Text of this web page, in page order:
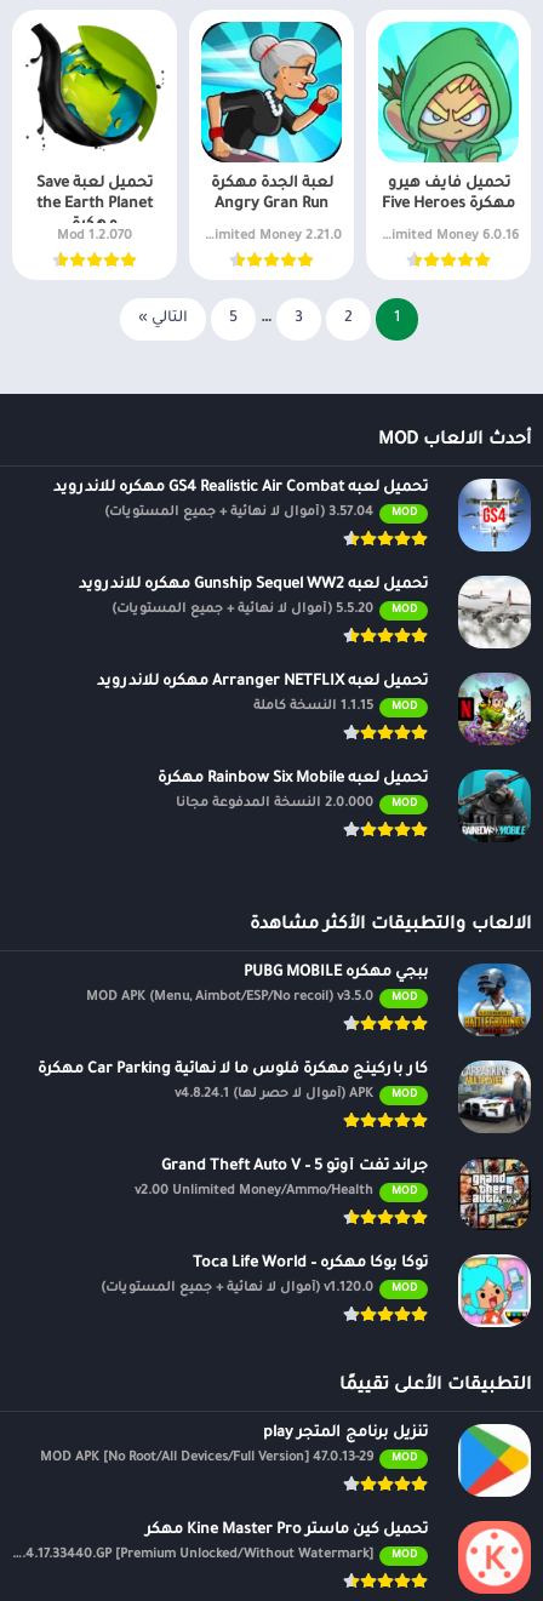
تحميل فايف هيرو
مهكرة Five Heroes
6.0.16 Unlimited Money
لعبة الجدة مهكرة
Angry Gran Run
2.21.0 Unlimited Money
تحميل لعبة Save
the Earth Planet
مهكرة
1.2.070 Mod
1
2
3
…
5 التالي »
أحدث الالعاب MOD
تحميل لعبه GS4 Realistic Air Combat مهكره للاندرويد
MOD 3.57.04 (أموال لا نهائية + جميع المستويات)
تحميل لعبه Gunship Sequel WW2 مهكره للاندرويد
MOD 5.5.20 (أموال لا نهائية + جميع المستويات)
تحميل لعبه Arranger NETFLIX مهكره للاندرويد
MOD 1.1.15 النسخة كاملة
تحميل لعبه Rainbow Six Mobile مهكرة
MOD 2.0.000 النسخة المدفوعة مجانًا
الالعاب والتطبيقات الأكثر مشاهدة
ببجي مهكره PUBG MOBILE
MOD
MOD APK (Menu, Aimbot/ESP/No recoil) v3.5.0
كار باركينج مهكرة فلوس ما لا نهائية Car Parking مهكرة
MOD APK (أموال لا حصر لها) v4.8.24.1
جراند ثفت أوتو 5 – Grand Theft Auto V
MOD
v2.00 Unlimited Money/Ammo/Health
توكا بوكا مهكره – Toca Life World
MOD v1.120.0 (أموال لا نهائية + جميع المستويات)
التطبيقات الأعلى تقييمًا
تنزيل برنامج المتجر play
MOD
47.0.13-29 MOD APK [No Root/All Devices/Full Version]
تحميل كين ماستر Kine Master Pro مهكر
MOD
APK v7.4.17.33440.GP [Premium Unlocked/Without Watermark]